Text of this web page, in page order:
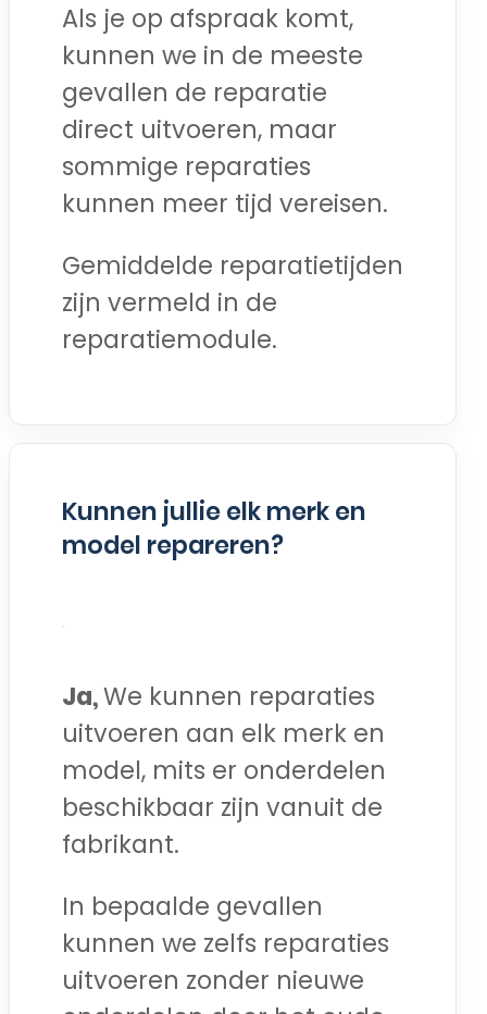
Als je op afspraak komt,
kunnen we in de meeste
gevallen de reparatie
direct uitvoeren, maar
sommige reparaties
kunnen meer tijd vereisen.
Gemiddelde reparatietijden
zijn vermeld in de
reparatiemodule.
Kunnen jullie elk merk en
model repareren?
Ja,We kunnen reparaties
uitvoeren aan elk merk en
model, mits er onderdelen
beschikbaar zijn vanuit de
fabrikant.
In bepaalde gevallen
kunnen we zelfs reparaties
uitvoeren zonder nieuwe